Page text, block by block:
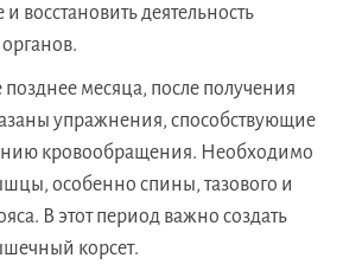
восстановить деятельность
позднее месяца, после получения
упражнения, способствующие
кровообращения. Необходимо
особенно спины, тазового и
В этот период важно создать
корсет.